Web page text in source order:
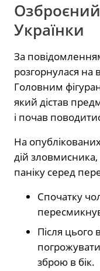
Озброєний
Українки
За
розгорнулася на
Головним
який дістав
і почав
На
дій
паніку серед
Спочатку
Після цього
зброю в бік.